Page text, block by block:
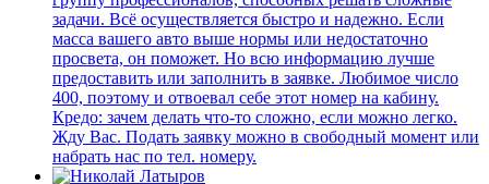
задачи. Всё осуществляется быстро и надежно. Если
масса вашего авто выше нормы или недостаточно
просвета, он поможет. Но всю информацию лучше
предоставить или заполнить в заявке. Любимое число
400, поэтому и отвоевал себе этот номер на кабину.
Кредо: зачем делать что-то сложно, если можно легко.
Жду Вас. Подать заявку можно в свободный момент или
набрать нас по тел. номеру.